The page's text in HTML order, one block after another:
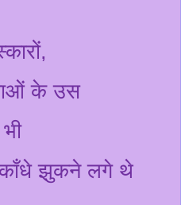
,
के उस
धे झुकने लगे थे